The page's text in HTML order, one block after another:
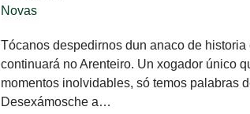
Novas
Tócanos despedirnos dun anaco de
continuará no Arenteiro. Un xogador único
momentos inolvidables, só temos palabras
Desexámosche a…